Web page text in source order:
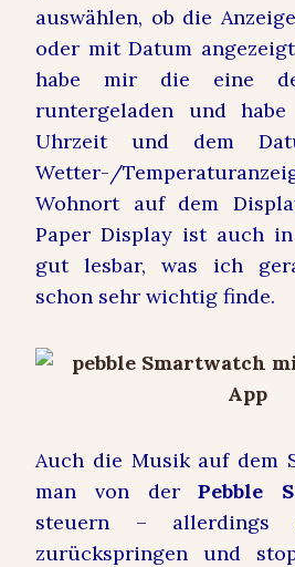
auswählen, ob die
oder mit Datum
habe mir die eine
runtergeladen und
Uhrzeit und dem
Wetter-/
Wohnort auf dem
Paper Display ist auch
gut lesbar, was ich
schon sehr wichtig finde.
Auch die Musik auf dem
man von derPebble
steuern –
zurückspringen und